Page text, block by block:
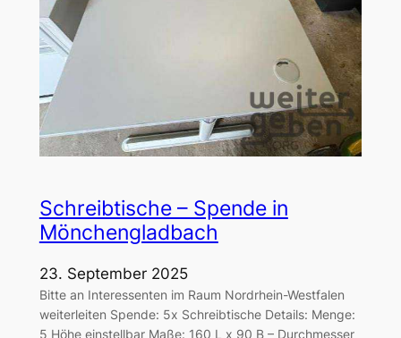
Schreibtische – Spende in
Mönchengladbach
23. September 2025
Bitte an Interessenten im Raum Nordrhein-Westfalen
weiterleiten Spende: 5x Schreibtische Details: Menge:
5 Höhe einstellbar Maße: 160 L x 90 B – Durchmesser